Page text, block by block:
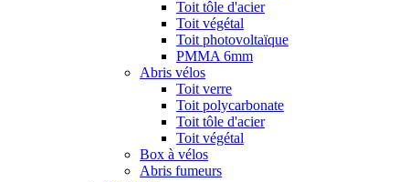
Toit tôle d'acier
Toit végétal
Toit photovoltaïque
PMMA 6mm
Abris vélos
Toit verre
Toit polycarbonate
Toit tôle d'acier
Toit végétal
Box à vélos
Abris fumeurs